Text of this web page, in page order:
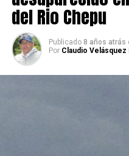
del Rio Chepu
Publicado 8 años atrás
Por Claudio Velásquez